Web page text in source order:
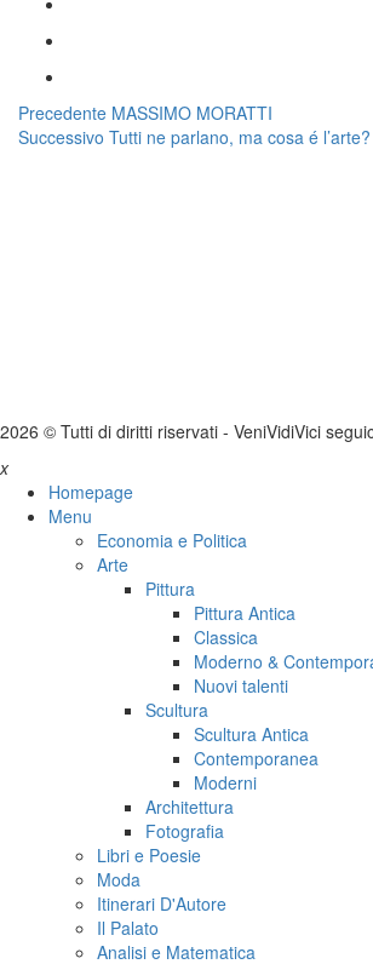
Navigazione
articoli
Precedente Articolo
precedente:
MASSIMO MORATTI
Successivo Articolo
Tutti ne parlano, ma cosa é l’arte?
2026 © Tutti di diritti riservati - VeniVidiVici
x
Homepage
Menu
Economia e Politica
Arte
Pittura
Pittura Antica
Classica
Moderno &
Nuovi talenti
Scultura
Scultura Antica
Contemporanea
Moderni
Architettura
Fotografia
Libri e Poesie
Moda
Itinerari D'Autore
Il Palato
Analisi e Matematica